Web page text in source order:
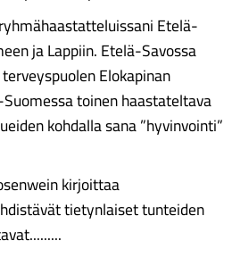
Etelä-
ja Lappiin. Etelä-Savossa
Elokapinan
toinen haastateltava
kohdalla sana ”hyvinvointi”
kirjoittaa
tietynlaiset tunteiden